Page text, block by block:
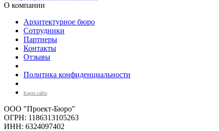
О компании
Архитектурное бюро
Сотрудники
Партнеры
Контакты
Отзывы
Политика конфиденциальности
Карта сайта
ООО "Проект-Бюро"
ОГРН: 1186313105263
ИНН: 6324097402